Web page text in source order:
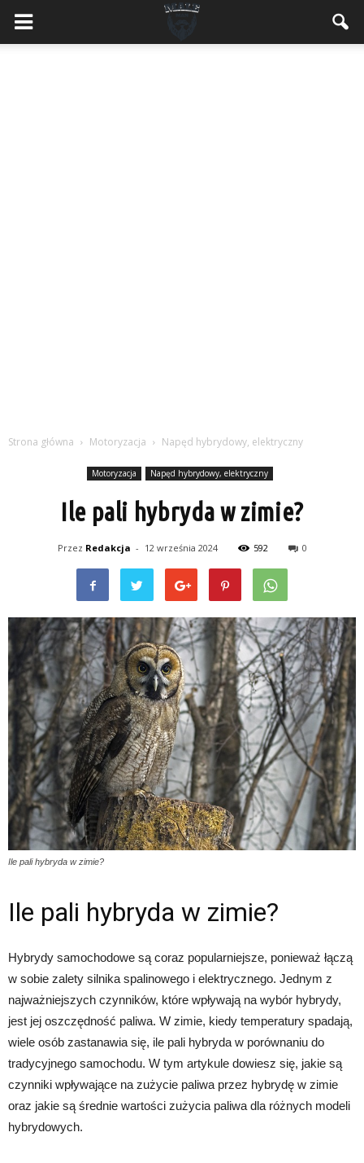
MaleMEN.pl
Strona główna Motoryzacja Napęd hybrydowy, elektryczny
Motoryzacja Napęd hybrydowy, elektryczny
Ile pali hybryda w zimie?
Przez Redakcja - 12 września 2024 592 0
Ile pali hybryda w zimie?
Ile pali hybryda w zimie?
Hybrydy samochodowe są coraz popularniejsze, ponieważ łączą
w sobie zalety silnika spalinowego i elektrycznego. Jednym z
najważniejszych czynników, które wpływają na wybór hybrydy,
jest jej oszczędność paliwa. W zimie, kiedy temperatury spadają,
wiele osób zastanawia się, ile pali hybryda w porównaniu do
tradycyjnego samochodu. W tym artykule dowiesz się, jakie są
czynniki wpływające na zużycie paliwa przez hybrydę w zimie
oraz jakie są średnie wartości zużycia paliwa dla różnych modeli
hybrydowych.